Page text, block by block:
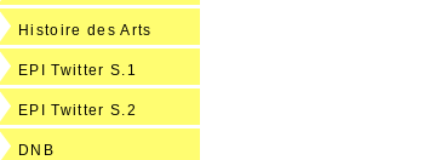
Histoire des Arts
EPI Twitter S.1
EPI Twitter S.2
DNB